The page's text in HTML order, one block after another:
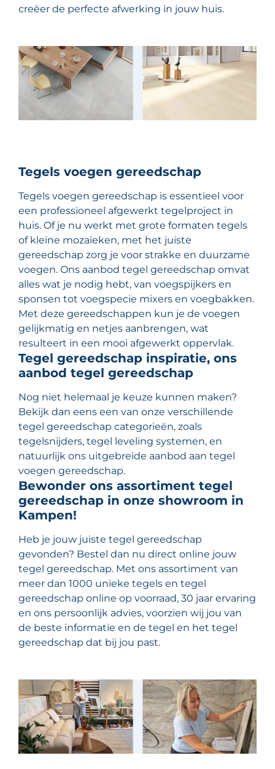
creëer de perfecte afwerking in jouw huis.
Tegels voegen gereedschap
Tegels voegen gereedschap is essentieel voor
een professioneel afgewerkt tegelproject in
huis. Of je nu werkt met grote formaten tegels
of kleine mozaïeken, met het juiste
gereedschap zorg je voor strakke en duurzame
voegen. Ons aanbod tegel gereedschap omvat
alles wat je nodig hebt, van voegspijkers en
sponsen tot voegspecie mixers en voegbakken.
Met deze gereedschappen kun je de voegen
gelijkmatig en netjes aanbrengen, wat
resulteert in een mooi afgewerkt oppervlak.
Tegel gereedschap inspiratie, ons
aanbod tegel gereedschap
Nog niet helemaal je keuze kunnen maken?
Bekijk dan eens een van onze verschillende
tegel gereedschap categorieën, zoals
tegelsnijders, tegel leveling systemen, en
natuurlijk ons uitgebreide aanbod aan tegel
voegen gereedschap.
Bewonder ons assortiment tegel
gereedschap in onze showroom in
Kampen!
Heb je jouw juiste tegel gereedschap
gevonden? Bestel dan nu direct online jouw
tegel gereedschap. Met ons assortiment van
meer dan 1000 unieke tegels en tegel
gereedschap online op voorraad, 30 jaar ervaring
en ons persoonlijk advies, voorzien wij jou van
de beste informatie en de tegel en het tegel
gereedschap dat bij jou past.